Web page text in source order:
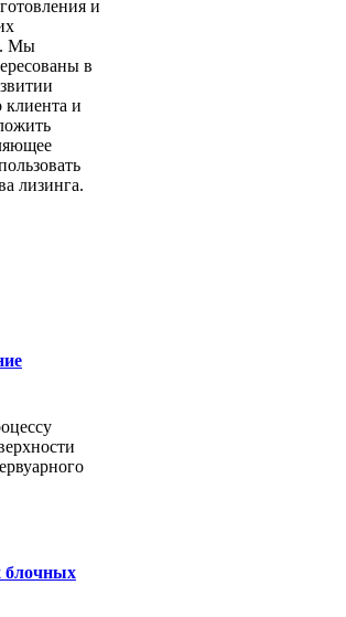
и
Мы
в
клиента и
лизинга.
блочных